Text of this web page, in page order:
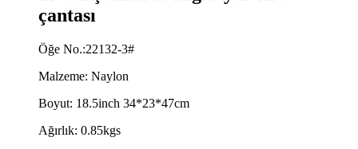
çantası
Öğe No.:22132-3#
Malzeme: Naylon
Boyut: 18.5inch 34*23*47cm
Ağırlık: 0.85kgs